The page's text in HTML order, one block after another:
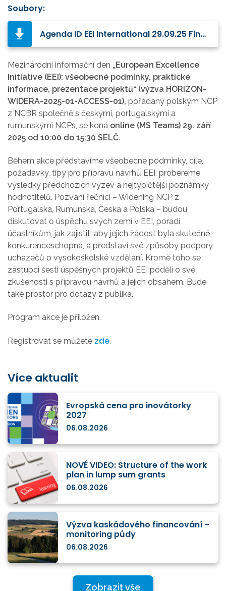
Soubory:
Agenda ID EEI International 29.09.25 Final.pdf
Mezinárodní informační den „European Excellence
Initiative (EEI): všeobecné podmínky, praktické
informace, prezentace projektů“ (výzva HORIZON-
WIDERA-2025-01-ACCESS-01), pořádaný polským NCP
z NCBR společně s českými, portugalskými a
rumunskými NCPs, se koná online (MS Teams) 29. září
2025 od 10:00 do 15:30 SELČ.
Během akce představíme všeobecné podmínky, cíle,
požadavky, tipy pro přípravu návrhů EEI, probereme
výsledky předchozích výzev a nejtypičtější poznámky
hodnotitelů. Pozvaní řečníci – Widening NCP z
Portugalska, Rumunska, Česka a Polska – budou
diskutovat o úspěchu svých zemí v EEI, poradí
účastníkům, jak zajistit, aby jejich žádost byla skutečně
konkurenceschopná, a představí své způsoby podpory
uchazečů o vysokoškolské vzdělání. Kromě toho se
zástupci šesti úspěšných projektů EEI podělí o své
zkušenosti s přípravou návrhů a jejich obsahem. Bude
také prostor pro dotazy z publika.
Program akce je přiložen.
Registrovat se můžete zde.
Více aktualit
Evropská cena pro inovátorky
2027
06.08.2026
NOVÉ VIDEO: Structure of the work
plan in lump sum grants
06.08.2026
Výzva kaskádového financování -
monitoring půdy
06.08.2026
Zobrazit vše